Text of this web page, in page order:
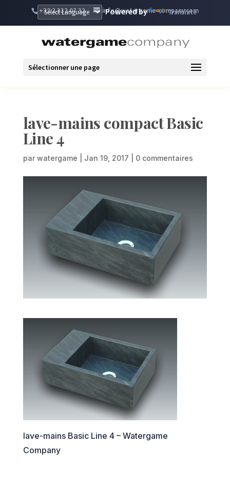
+32 2 332 07 32 info@watergame-company.com
Powered by Translate
Sélectionner une page
lave-mains compact Basic
Line 4
par watergame Jan 19, 2017 0 commentaires
lave-mains Basic Line 4 – Watergame
Company